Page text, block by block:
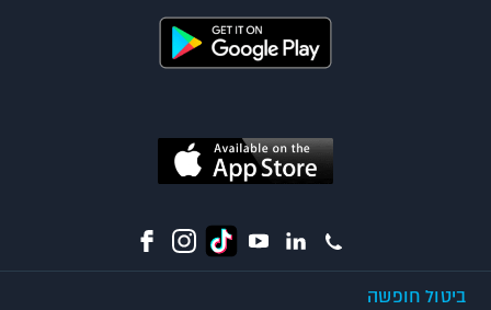
ביטול חופשה